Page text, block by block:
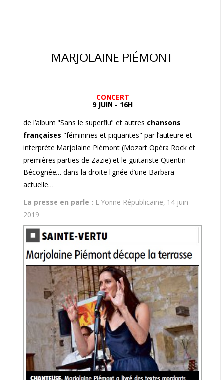
MARJOLAINE PIÉMONT
CONCERT
9 JUIN - 16H
de l’album "Sans le superflu" et autres chansons
françaises "féminines et piquantes" par l’auteure et
interprète Marjolaine Piémont (Mozart Opéra Rock et
premières parties de Zazie) et le guitariste Quentin
Bécognée… dans la droite lignée d’une Barbara
actuelle…
La presse en parle : L'Yonne Républicaine, 14 juin
2019